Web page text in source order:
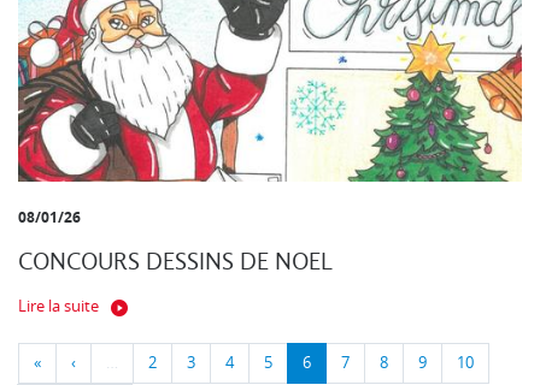
08/01/26
CONCOURS DESSINS DE NOEL
Lire la suite
« ‹ … 2 3 4 5 6 7 8 9 10